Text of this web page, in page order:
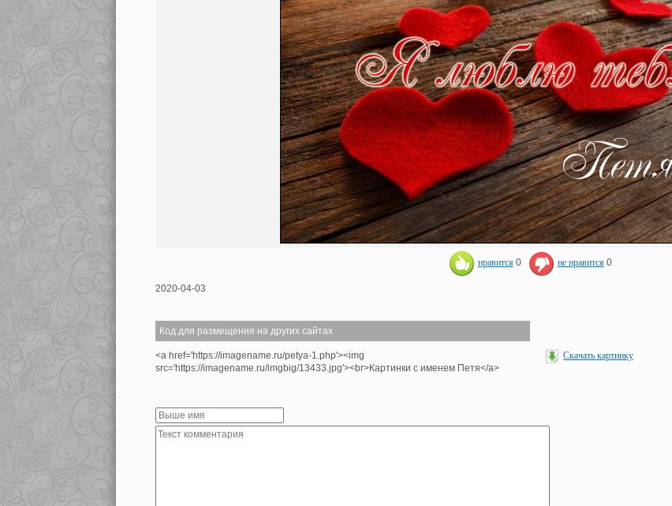
нравится 0 не нравится 0
2020-04-03
Код для размещения на других сайтах
<a href='https://imagename.ru/petya-1.php'><img
src='https://imagename.ru/imgbig/13433.jpg'><br>Картинки с именем Петя</a>
Скачать картинку